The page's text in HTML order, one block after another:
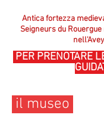
Antica fortezza
Seigneurs du
PER PRENOTARE
il museo